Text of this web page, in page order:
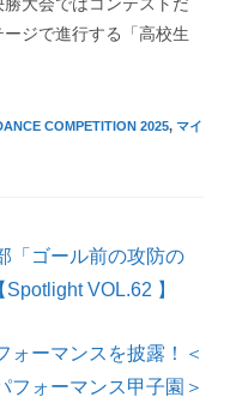
ジで進行する「高校生
COMPETITION 2025, マイ
「ゴール前の攻防の
VOL.62 】
ォーマンスを披露！＜
フォーマンス甲子園＞